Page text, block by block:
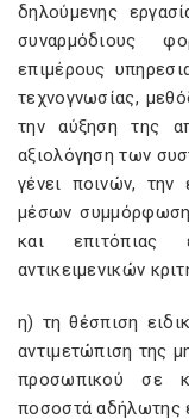
δηλούμενης
συναρμόδιους
επιμέρους
τεχνογνωσίας,
την αύξηση της
αξιολόγηση των
γένει ποινών, την
μέσων
και
αντικειμενικών
η) τη θέσπιση
αντιμετώπιση της
προσωπικού σε
ποσοστά αδήλωτης